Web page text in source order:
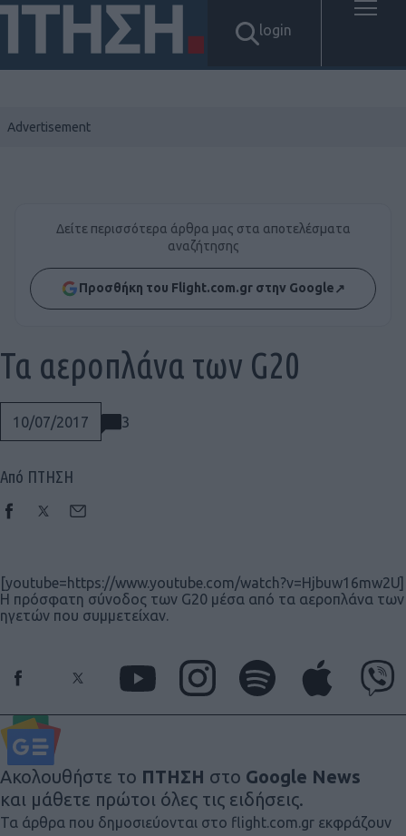
login
Social
Δείτε περισσότερα άρθρα μας στα αποτελέσματα
αναζήτησης
Προσθήκη του Flight.com.gr στην Google↗
10/07/2017 3
Τα αεροπλάνα των G20
Από ΠΤΗΣΗ
[youtube=https://www.youtube.com/watch?v=Hjbuw16mw2U]
H πρόσφατη σύνοδος των G20 μέσα από τα αεροπλάνα των
ηγετών που συμμετείχαν.
Ακολουθήστε το ΠΤΗΣΗ στο Google News
και μάθετε πρώτοι όλες τις ειδήσεις.
Τα άρθρα που δημοσιεύονται στο flight.com.gr εκφράζουν